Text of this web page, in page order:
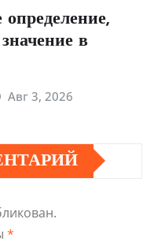
в
Авг 3, 2026
*